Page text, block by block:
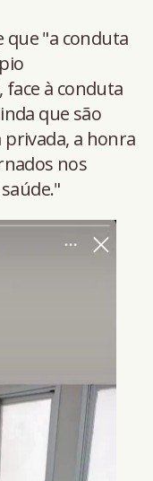
que "a conduta
à conduta
que são
privada, a honra
nos